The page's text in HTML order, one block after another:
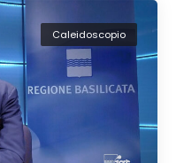
Caleidoscopio